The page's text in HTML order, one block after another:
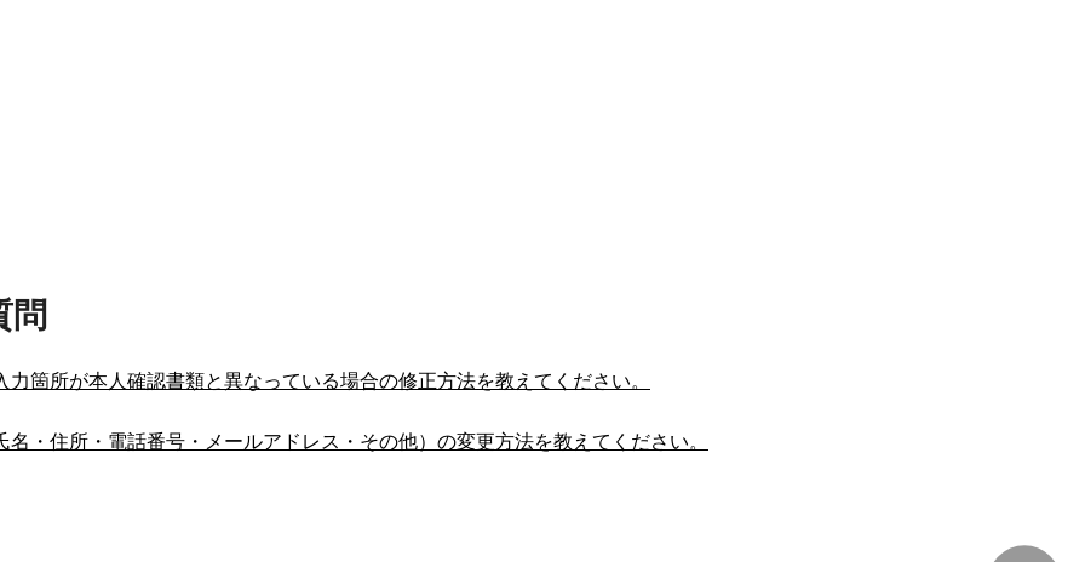
問
力箇所が本人確認書類と異なっている場合の修正方法を教えてください。
名・住所・電話番号・メールアドレス・その他）の変更方法を教えてください。